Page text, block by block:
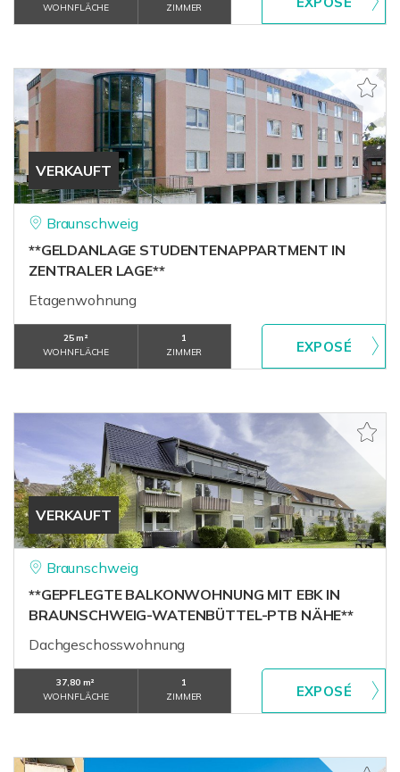
WOHNFLÄCHE
ZIMMER
VERKAUFT
Braunschweig
**GELDANLAGE STUDENTENAPPARTMENT IN
ZENTRALER LAGE**
Etagenwohnung
25 m²
WOHNFLÄCHE
1
ZIMMER
VERKAUFT
Braunschweig
**GEPFLEGTE BALKONWOHNUNG MIT EBK IN
BRAUNSCHWEIG-WATENBÜTTEL-PTB NÄHE**
Dachgeschosswohnung
37,80 m²
WOHNFLÄCHE
1
ZIMMER